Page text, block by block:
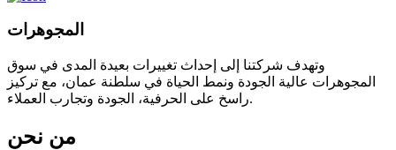
المجوهرات
وتهدف شركتنا إلى إحداث تغييرات بعيدة المدى في سوق
المجوهرات عالية الجودة ونمط الحياة في سلطنة عمان، مع تركيز
راسخ على الحرفية، الجودة وتجارب العملاء.
من نحن